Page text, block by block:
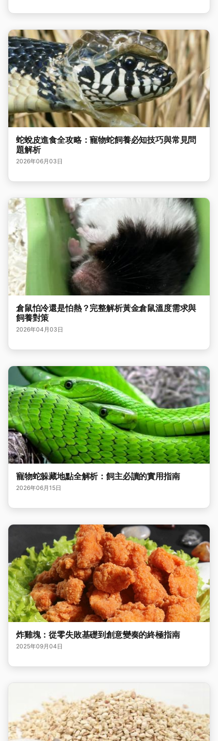
蛇蛻皮進食全攻略：寵物蛇飼養必知技巧與常見問
題解析
2026年06月03日
倉鼠怕冷還是怕熱？完整解析黃金倉鼠溫度需求與
飼養對策
2026年04月03日
寵物蛇躲藏地點全解析：飼主必讀的實用指南
2026年06月15日
炸雞塊：從零失敗基礎到創意變奏的終極指南
2025年09月04日